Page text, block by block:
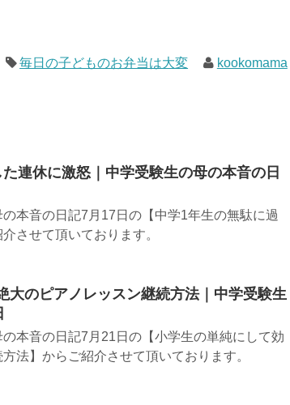
毎日の子どものお弁当は大変 kookomama
連休に激怒｜中学受験生の母の本音の日
本音の日記7月17日の【中学1年生の無駄に過
させて頂いております。
大のピアノレッスン継続方法｜中学受験生
本音の日記7月21日の【小学生の単純にして効
法】からご紹介させて頂いております。